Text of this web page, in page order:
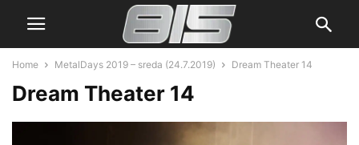
Home MetalDays 2019 – sreda (24.7.2019) Dream Theater 14
Dream Theater 14